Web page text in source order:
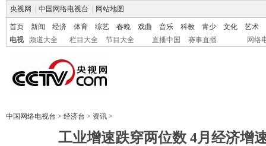
央视网 中国网络电视台 网站地图
首页 新闻 经济 体育 综艺 春晚 戏曲 音乐 科教 青少 文化
艺术
电视
频道大全 栏目大全 节目大全 直播中国 赛事直播 网络
中国网络电视台 > 经济台 > 资讯 >
工业增速跌穿两位数 4月经济增